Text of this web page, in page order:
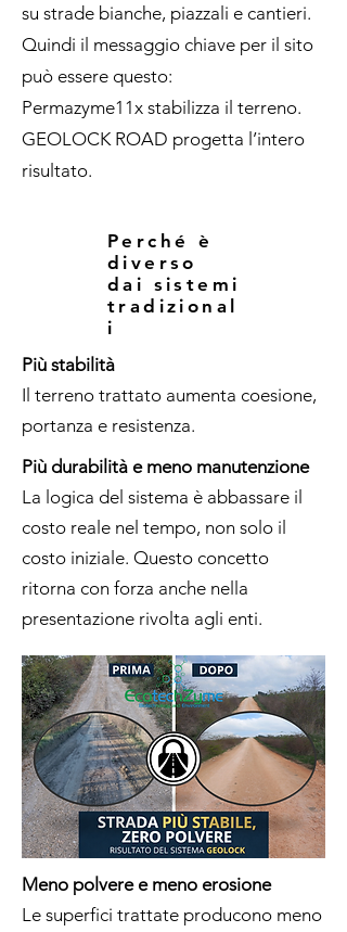
su strade bianche, piazzali e cantieri.
Quindi il messaggio chiave per il sito
può essere questo:
Permazyme11x stabilizza il terreno.
GEOLOCK ROAD progetta l’intero
risultato.
Perché è
diverso
dai sistemi
tradizional
i
Più stabilità
Il terreno trattato aumenta coesione,
portanza e resistenza.
Più durabilità e meno manutenzione
La logica del sistema è abbassare il
costo reale nel tempo, non solo il
costo iniziale. Questo concetto
ritorna con forza anche nella
presentazione rivolta agli enti.
Meno polvere e meno erosione
Le superfici trattate producono meno